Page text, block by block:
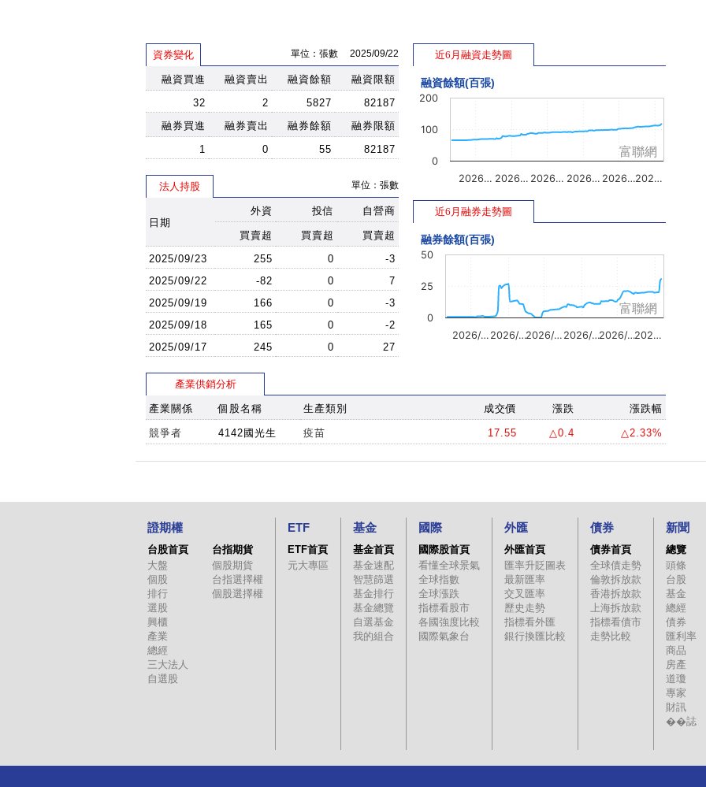
資券變化 單位：張數 2025/09/22
融資買進 融資賣出 融資餘額
融資限額
32
2 5827
82187
融券買進
融券賣出 融券餘額
融券限額
1
0 55 82187
法人持股 單位：張數
日期
外資 投信 自營商
買賣超 買賣超
買賣超
2025/09/23
255 0
-3
2025/09/22
-82 0
7
2025/09/19
166 0
-3
2025/09/18
165 0
-2
2025/09/17
245 0 27
近6月融資走勢圖
融資餘額(百張)
2026… 2026… 2026… 2026… 2026…202…
0
100
200
富聯網
近6月融券走勢圖
融券餘額(百張)
2026/… 2026/…2026/… 2026/…2026/…202…
0
25
50
富聯網
產業供銷分析
產業關係 個股名稱 生產類別 成交價 漲跌 漲跌幅
競爭者 4142國光生 疫苗 17.55 △0.4 △2.33%
證期權
台股首頁
大盤
個股
排行
選股
興櫃
產業
總經
三大法人
自選股
台指期貨
個股期貨
台指選擇權
個股選擇權
ETF
ETF首頁
元大專區
基金
基金首頁
基金速配
智慧篩選
基金排行
基金總覽
自選基金
我的組合
國際
國際股首頁
看懂全球景氣
全球指數
全球漲跌
指標看股市
各國強度比較
國際氣象台
外匯
外匯首頁
匯率升貶圖表
最新匯率
交叉匯率
歷史走勢
指標看外匯
銀行換匯比較
債券
債券首頁
全球債走勢
倫敦拆放款
香港拆放款
上海拆放款
指標看債市
走勢比較
新聞
總覽
頭條
台股
基金
總經
債券
匯利率
商品
房產
道瓊
專家
財訊
��誌